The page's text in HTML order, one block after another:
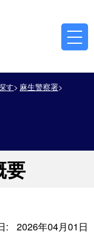
す 麻生警察署
要
:
2026年04月01日